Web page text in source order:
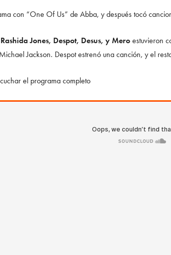
con “One Of Us” de Abba, y después tocó
Jones, Despot, Desus, y Meroestuvieron
Jackson. Despot estrenó una canción, y el
el programa completo